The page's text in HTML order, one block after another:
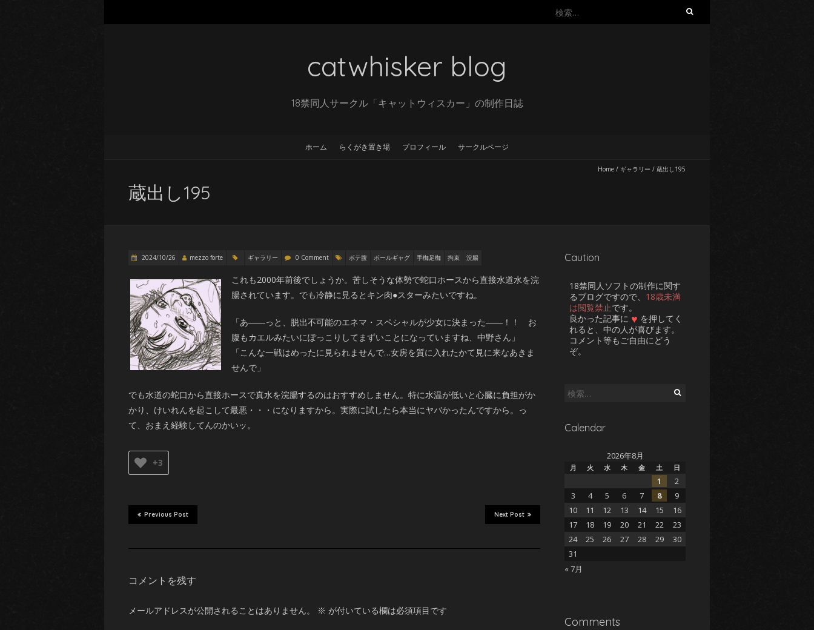
検
catwhisker blog
18禁同人サークル「キャットウィスカー」の制作日誌
ホーム らくがき置き場 プロフィール サークルページ
Home / ギャラリー / 蔵出し195
蔵出し195
2024/10/26 mezzo forte ギャラリー 0 Comment ボテ腹 ボールギャグ 手枷足枷 拘束 浣腸
これも2000年前後でしょうか。苦しそうな体勢で蛇口ホースから直接水道水を浣
腸されています。でも冷静に見るとキン肉●スターみたいですね。
「あ――っと、脱出不可能のエネマ・スペシャルが少女に決まった――！！ お
腹もカエルみたいにぽっこりしてまずいことになっていますね、中野さん」
「こんな一戦はめったに見られませんで…女房を質に入れたかて見に来なあきま
せんで」
でも水道の蛇口から直接ホースで真水を浣腸するのはおすすめしません。特に水温が低いと心臓に負担がか
かり、けいれんを起こして最悪・・・になりますから。実際に試したら本当にヤバかったんですから。っ
て、おまえ経験してんのかいッ。
+3
Next Post
Previous Post
コメントを残す
メールアドレスが公開されることはありません。 ※ が付いている欄は必須項目です
Caution
18禁同人ソフトの制作に関す
るブログですので、 18歳未満
は閲覧禁止です。
良かった記事に ♥ を押してく
れると、中の人が喜びます。
コメント等もご自由にどう
ぞ。
検
Calendar
2026年8月
月 火 水 木 金 土 日
1
2
3
4 5 6 7 8
9
10
11 12 13 14 15
16
17
18 19 20 21 22
23
24
25 26 27 28 29
30
31
« 7月
Comments